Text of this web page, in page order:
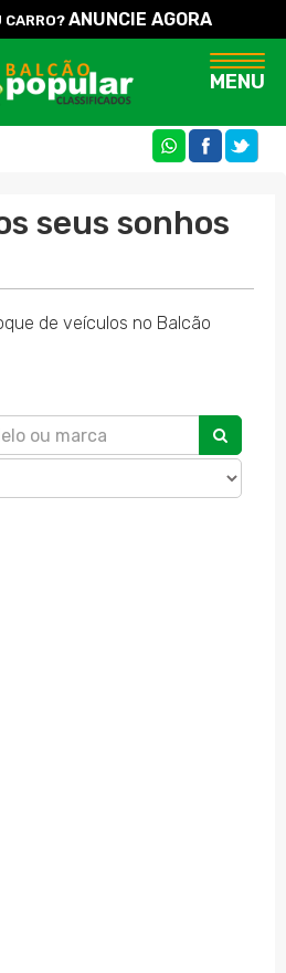
CARRO?ANUNCIE AGORA
MENU
seus sonhos
de veículos no Balcão